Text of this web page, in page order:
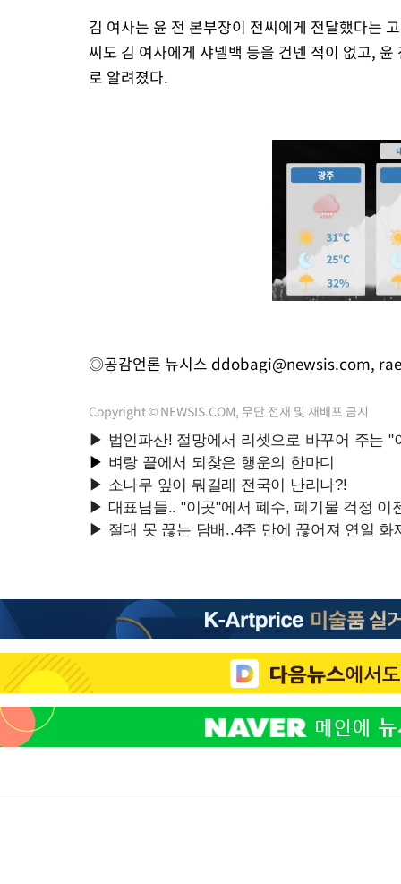
김 여사는 윤 전 본부장이 전씨에게 전달했다는
씨도 김 여사에게 샤넬백 등을 건넨 적이 없고,
로 알려졌다.
◎공감언론 뉴시스 ddobagi@newsis.com,
Copyright © NEWSIS.COM, 무단 전재 및 재배포 금지